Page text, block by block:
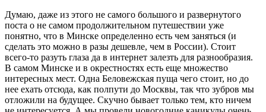
Думаю, даже из этого не самого большого и развернутого
поста о не самом продолжительном путешествии уже
понятно, что в Минске определенно есть чем заняться (и
сделать это можно в разы дешевле, чем в России). Стоит
всего-то разуть глаза да в интернет залезть для разнообразия.
В самом Минске и в окрестностях есть еще множество
интересных мест. Одна Беловежская пуща чего стоит, но до
нее ехать отсюда, как полпути до Москвы, так что зубров мы
отложили на будущее. Скучно бывает только тем, кто ничем